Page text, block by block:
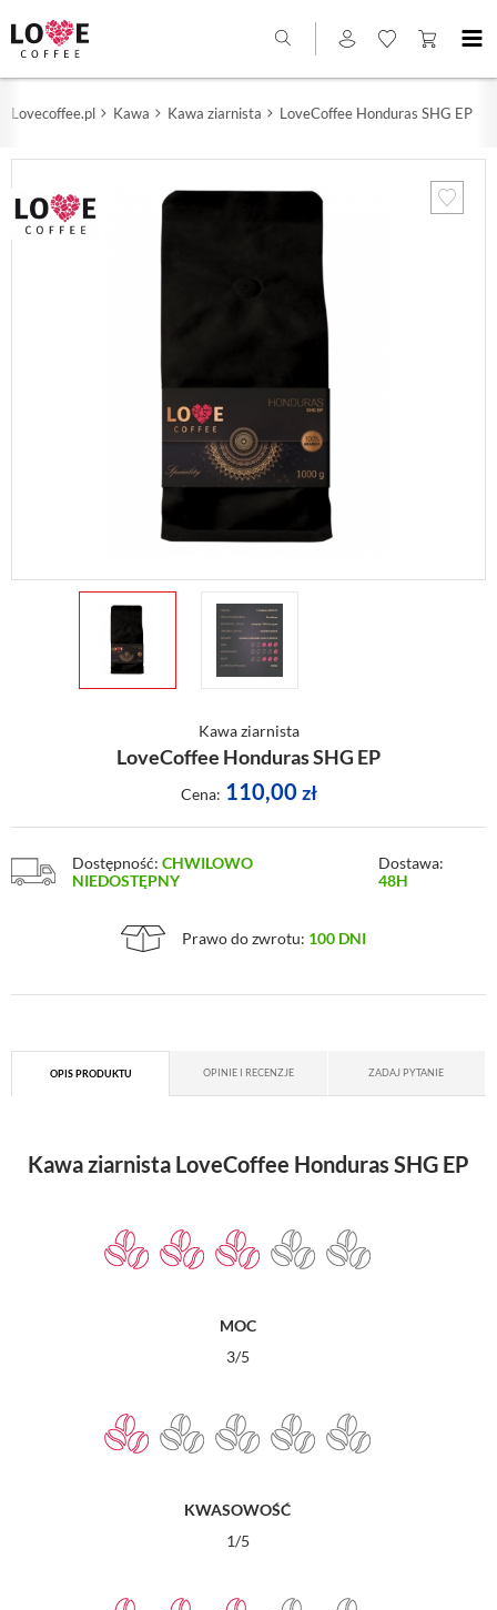
Lovecoffee.pl Kawa Kawa ziarnista LoveCoffee Honduras SHG EP
Kawa ziarnista
LoveCoffee Honduras SHG EP
Cena: 110,00 zł
Dostępność: CHWILOWO
NIEDOSTĘPNY
Dostawa:
48H
Prawo do zwrotu: 100 DNI
OPIS PRODUKTU OPINIE I RECENZJE ZADAJ PYTANIE
Kawa ziarnista LoveCoffee Honduras SHG EP
MOC
3/5
KWASOWOŚĆ
1/5